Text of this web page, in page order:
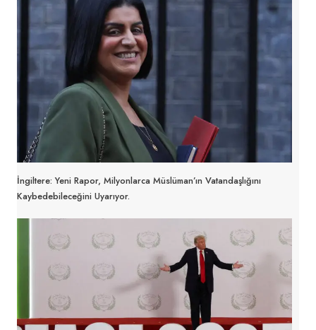
İngiltere: Yeni Rapor, Milyonlarca Müslüman’ın Vatandaşlığını
Kaybedebileceğini Uyarıyor.